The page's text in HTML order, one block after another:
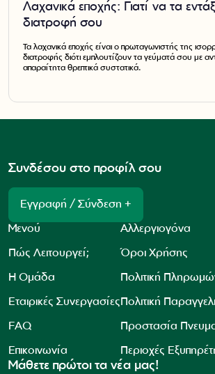
Λαχανικά εποχής: Γιατί να τα
διατροφή σου
Τα λαχανικά εποχής είναι ο πρωταγωνιστής της
διατροφής διότι εμπλουτίζουν τα γεύματά σου με
απαραίτητα θρεπτικά συστατικά.
Συνδέσου στο προφίλ σου
Εγγραφή / Σύνδεση +
Μενού
Πώς Λειτουργεί;
Η Ομάδα
Εταιρικές Συνεργασίες
FAQ
Επικοινωνία
Αλλεργιογόνα
Όροι Χρήσης
Πολιτική
Πολιτική
Προστασία
Περιοχές
Μάθετε πρώτοι τα νέα μας!